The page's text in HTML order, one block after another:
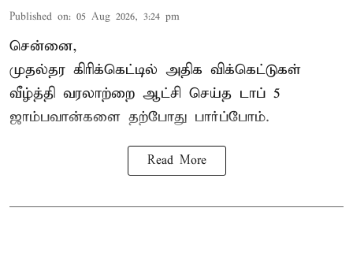
Published on: 05 Aug 2026, 3:24 pm
சென்னை,
முதல்தர கிரிக்கெட்டில் அதிக விக்கெட்டுகள்
வீழ்த்தி வரலாற்றை ஆட்சி செய்த டாப் 5
ஜாம்பவான்களை தற்போது பார்ப்போம்.
Read More